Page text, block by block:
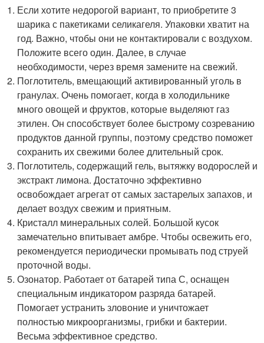
Если хотите недорогой вариант, то приобретите 3
шарика с пакетиками селикагеля. Упаковки хватит на
год. Важно, чтобы они не контактировали с воздухом.
Положите всего один. Далее, в случае
необходимости, через время замените на свежий.
Поглотитель, вмещающий активированный уголь в
гранулах. Очень помогает, когда в холодильнике
много овощей и фруктов, которые выделяют газ
этилен. Он способствует более быстрому созреванию
продуктов данной группы, поэтому средство поможет
сохранить их свежими более длительный срок.
Поглотитель, содержащий гель, вытяжку водорослей и
экстракт лимона. Достаточно эффективно
освобождает агрегат от самых застарелых запахов, и
делает воздух свежим и приятным.
Кристалл минеральных солей. Большой кусок
замечательно впитывает амбре. Чтобы освежить его,
рекомендуется периодически промывать под струей
проточной воды.
Озонатор. Работает от батарей типа С, оснащен
специальным индикатором разряда батарей.
Помогает устранить зловоние и уничтожает
полностью микроорганизмы, грибки и бактерии.
Весьма эффективное средство.